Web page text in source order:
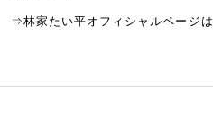
⇒林家たい平オフィシャルページは